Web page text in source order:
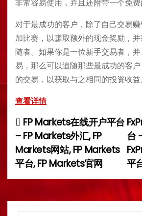
非常容易使用，并且还附带一个免费
对于最成功的客户，除了自己交易
加比赛，以赚取额外的现金奖励，
随者。如果你是一位新手交易者，
易，那么可以追随那些最成功的客
的交易，以获取与之相同的投资收益
查看详情
P
o
s
台
平
FP Markets在线开户平台
– FP Markets外汇, FP
Markets网站, FP Markets
平台, FP Markets官网